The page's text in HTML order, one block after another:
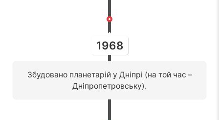
1968
Збудовано планетарій у Дніпрі (на той час –
Дніпропетровську).